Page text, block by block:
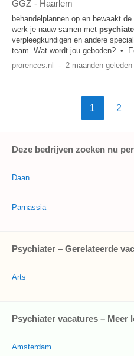
GGZ - Haarlem
behandelplannen op en bewaakt
werk je nauw samen met
verpleegkundigen en andere
team. Wat wordt jou geboden? •
prorences.nl
- 2 maanden geleden
1 2
Deze bedrijven zoeken nu
Daan
Parnassia
Psychiater – Gerelateerde
Arts
Psychiater vacatures – Meer
Amsterdam